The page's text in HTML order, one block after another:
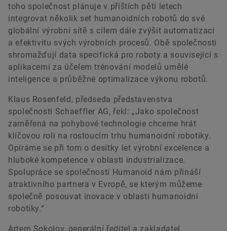
toho společnost plánuje v příštích pěti letech
integrovat několik set humanoidních robotů do své
globální výrobní sítě s cílem dále zvýšit automatizaci
a efektivitu svých výrobních procesů. Obě společnosti
shromažďují data specifická pro roboty a související s
aplikacemi za účelem trénování modelů umělé
inteligence a průběžné optimalizace výkonu robotů.
Klaus Rosenfeld, předseda představenstva
společnosti Schaeffler AG, řekl: „Jako společnost
zaměřená na pohybové technologie chceme hrát
klíčovou roli na rostoucím trhu humanoidní robotiky.
Opíráme se při tom o desítky let výrobní excelence a
hluboké kompetence v oblasti industrializace.
Spolupráce se společností Humanoid nám přináší
atraktivního partnera v Evropě, se kterým můžeme
společně posouvat inovace v oblasti humanoidní
robotiky.“
Artem Sokolov, generální ředitel a zakladatel